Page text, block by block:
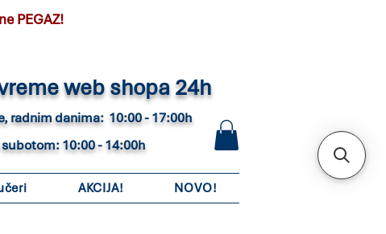
PEGAZ!
web shopa 24h
radnim danima: 10:00 - 17:00h
subotom: 10:00 - 14:00h
AKCIJA! NOVO!